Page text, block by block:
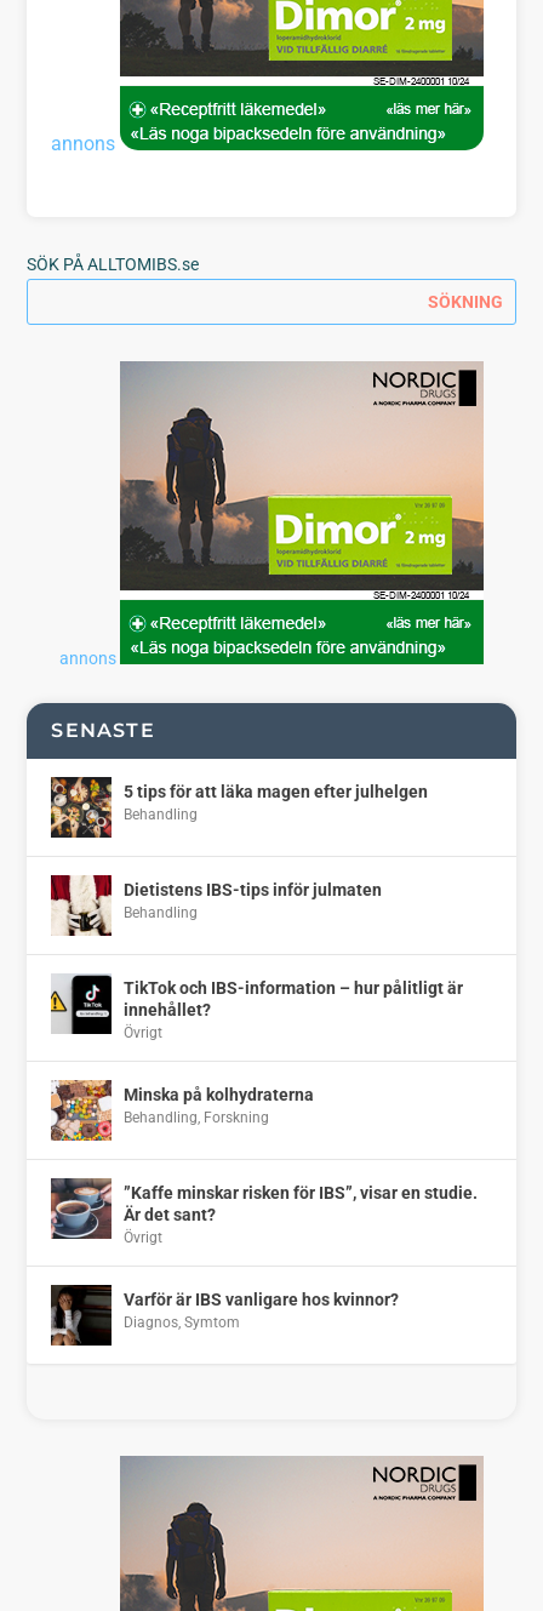
annons
SÖK PÅ ALLTOMIBS.se
annons
SENASTE
5 tips för att läka magen efter julhelgen
Behandling
Dietistens IBS-tips inför julmaten
Behandling
TikTok och IBS-information – hur pålitligt är
innehållet?
Övrigt
Minska på kolhydraterna
Behandling Forskning
”Kaffe minskar risken för IBS”, visar en studie.
Är det sant?
Övrigt
Varför är IBS vanligare hos kvinnor?
Diagnos ,Symtom